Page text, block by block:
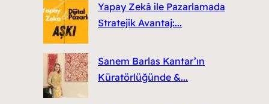
Yapay Zekâ ile Pazarlamada
Stratejik Avantaj:...
Sanem Barlas Kantar’ın
Küratörlüğünde &...